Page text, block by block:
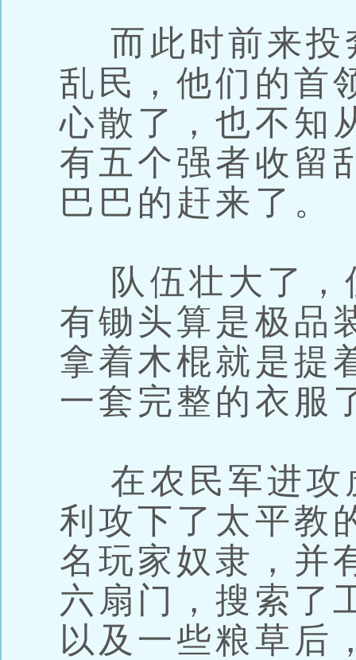
而此时前来投
乱民，他们的首
心散了，也不知
有五个强者收留
巴巴的赶来了。
队伍壮大了，
有锄头算是极品
拿着木棍就是提
一套完整的衣服
在农民军进攻
利攻下了太平教
名玩家奴隶，并
六扇门，搜索了
以及一些粮草后